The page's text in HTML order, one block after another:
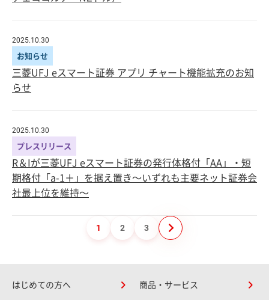
2025.10.30
お知らせ
三菱UFJ eスマート証券 アプリ チャート機能拡充のお知
らせ
2025.10.30
プレスリリース
R＆Iが三菱UFJ eスマート証券の発行体格付「AA」・短
期格付「a-1＋」を据え置き～いずれも主要ネット証券会
社最上位を維持～
1 2 3
はじめての方へ 商品・サービス